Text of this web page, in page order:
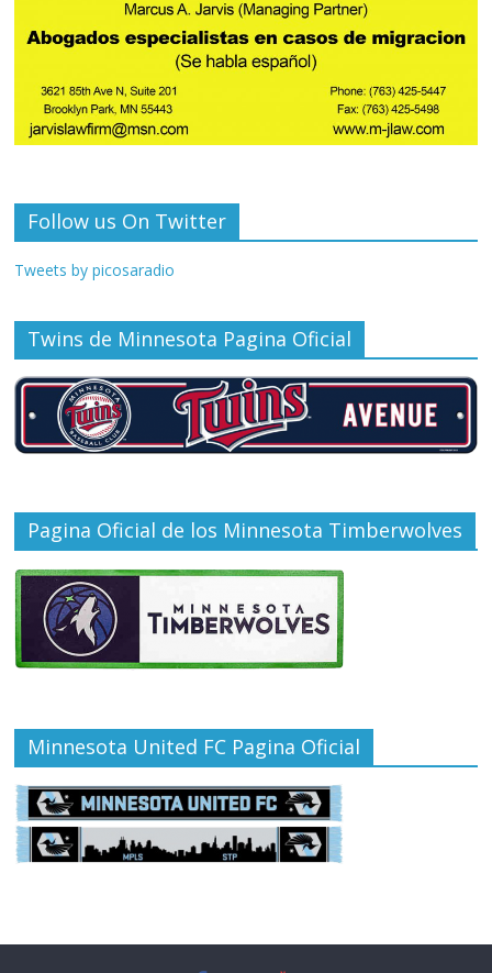
Follow us On Twitter
Tweets by picosaradio
Twins de Minnesota Pagina Oficial
Pagina Oficial de los Minnesota Timberwolves
Minnesota United FC Pagina Oficial